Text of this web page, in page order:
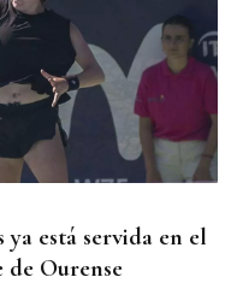
está servida en el
Ourense